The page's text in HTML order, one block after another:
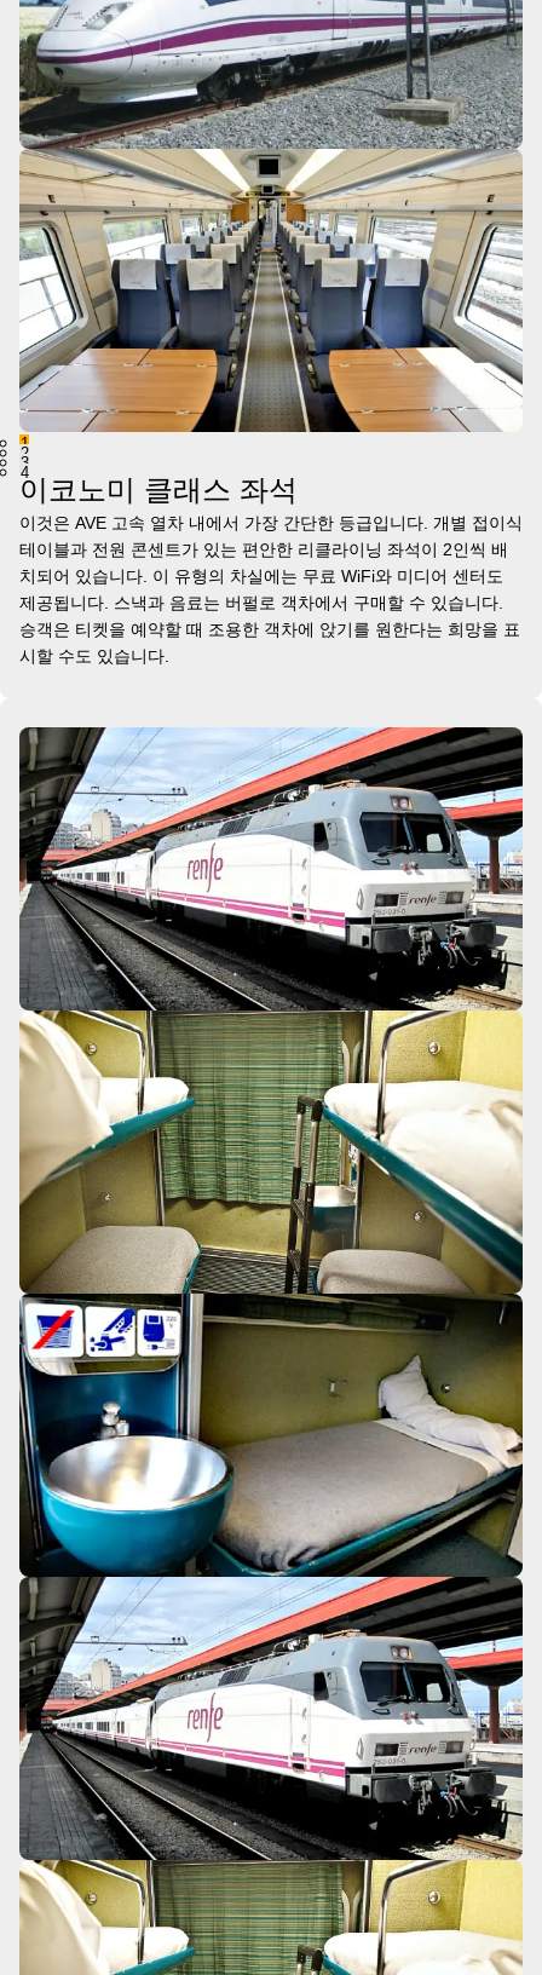
1
2
3
4
이코노미 클래스 좌석
이것은 AVE 고속 열차 내에서 가장 간단한 등급입니다. 개별 접이식
테이블과 전원 콘센트가 있는 편안한 리클라이닝 좌석이 2인씩 배
치되어 있습니다. 이 유형의 차실에는 무료 WiFi와 미디어 센터도
제공됩니다. 스낵과 음료는 버펄로 객차에서 구매할 수 있습니다.
승객은 티켓을 예약할 때 조용한 객차에 앉기를 원한다는 희망을 표
시할 수도 있습니다.